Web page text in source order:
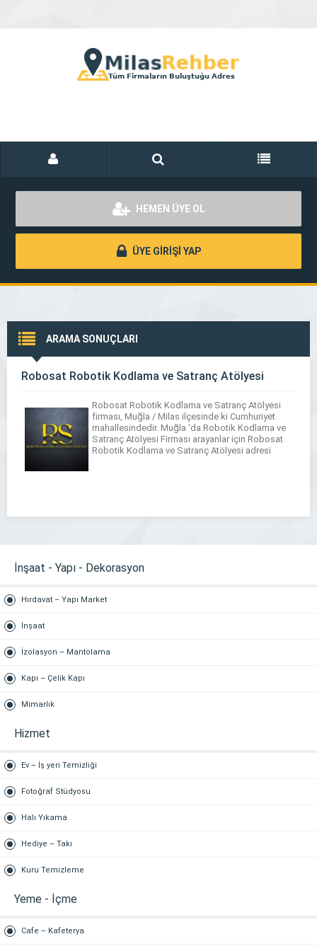
HEMEN ÜYE OL
ÜYE GİRİŞİ YAP
ARAMA SONUÇLARI
Robosat Robotik Kodlama ve Satranç Atölyesi
Robosat Robotik Kodlama ve Satranç Atölyesi
firması, Muğla / Milas ilçesinde ki Cumhuriyet
mahallesindedir. Muğla ‘da Robotik Kodlama ve
Satranç Atölyesi Firması arayanlar için Robosat
Robotik Kodlama ve Satranç Atölyesi adresi
İnşaat - Yapı - Dekorasyon
Hırdavat – Yapı Market
İnşaat
İzolasyon – Mantolama
Kapı – Çelik Kapı
Mimarlık
Hizmet
Ev – İş yeri Temizliği
Fotoğraf Stüdyosu
Halı Yıkama
Hediye – Takı
Kuru Temizleme
Yeme - İçme
Cafe – Kafeterya